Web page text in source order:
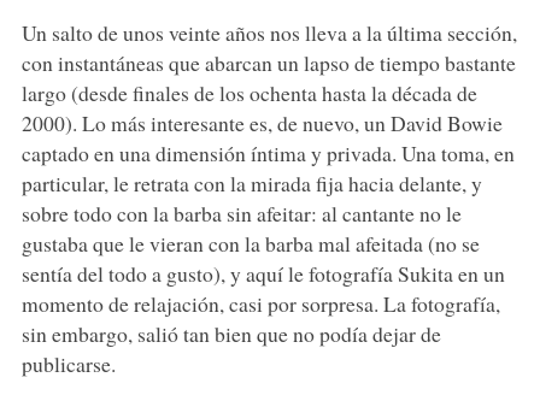
Un salto de unos veinte años nos lleva a la última sección,
con instantáneas que abarcan un lapso de tiempo bastante
largo (desde finales de los ochenta hasta la década de
2000). Lo más interesante es, de nuevo, un David Bowie
captado en una dimensión íntima y privada. Una toma, en
particular, le retrata con la mirada fija hacia delante, y
sobre todo con la barba sin afeitar: al cantante no le
gustaba que le vieran con la barba mal afeitada (no se
sentía del todo a gusto), y aquí le fotografía Sukita en un
momento de relajación, casi por sorpresa. La fotografía,
sin embargo, salió tan bien que no podía dejar de
publicarse.